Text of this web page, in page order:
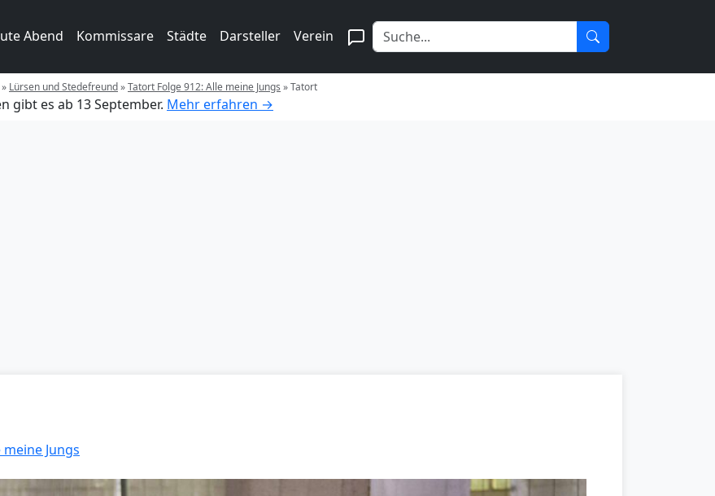
Abend Kommissare Städte Darsteller Verein
» Lürsen und Stedefreund»Tatort Folge 912: Alle meine Jungs »Tatort
gibt es ab 13 September. Mehr erfahren →
Jungs